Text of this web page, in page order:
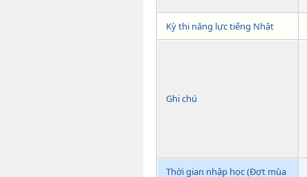
Kỳ thi năng lực tiếng Nhật
Ghi chú
Thời gian nhập học (Đợt mùa